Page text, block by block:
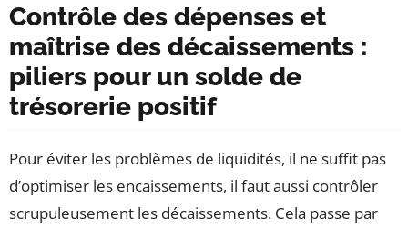
Contrôle des dépenses et
maîtrise des décaissements :
piliers pour un solde de
trésorerie positif
Pour éviter les problèmes de liquidités, il ne suffit pas
d’optimiser les encaissements, il faut aussi contrôler
scrupuleusement les décaissements. Cela passe par